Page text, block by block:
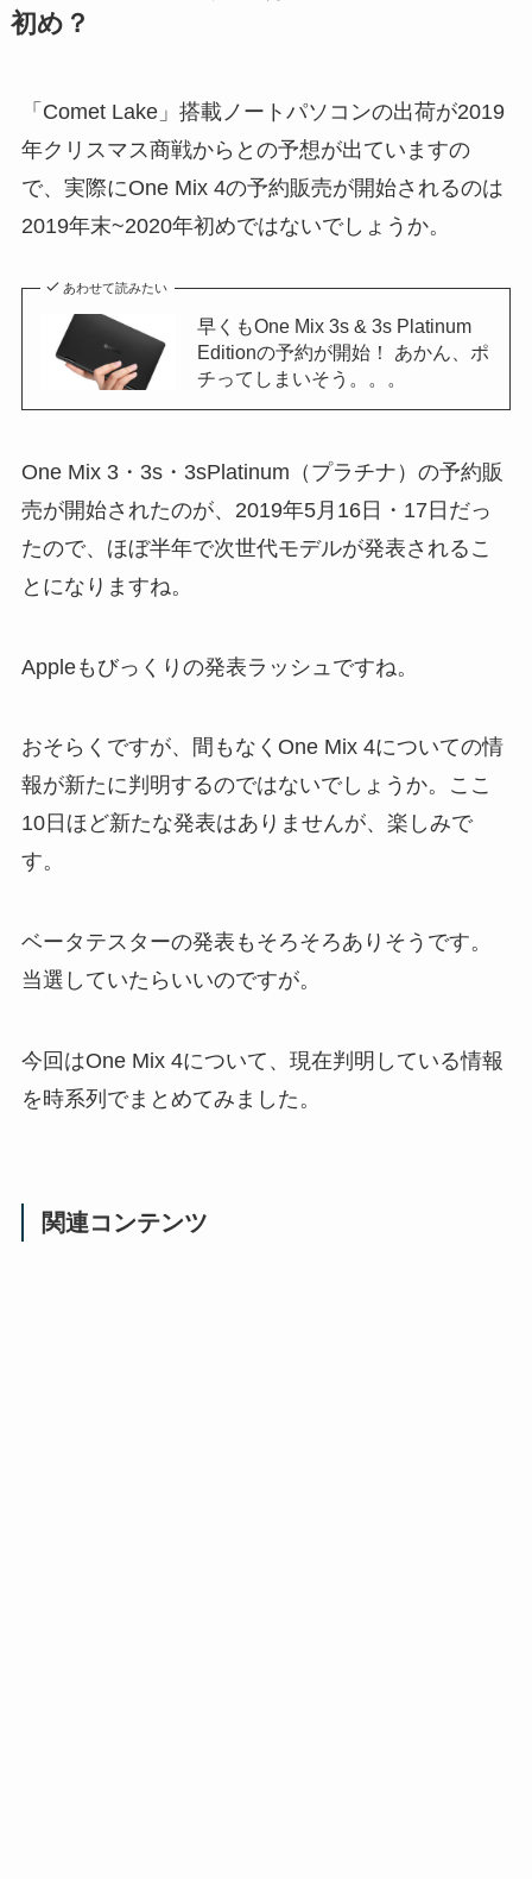
初め？
「Comet Lake」搭載ノートパソコンの出荷が2019
年クリスマス商戦からとの予想が出ていますの
で、実際にOne Mix 4の予約販売が開始されるのは
2019年末~2020年初めではないでしょうか。
あわせて読みたい
早くもOne Mix 3s & 3s Platinum
Editionの予約が開始！ あかん、ポ
チってしまいそう。。。
One Mix 3・3s・3sPlatinum（プラチナ）の予約販
売が開始されたのが、2019年5月16日・17日だっ
たので、ほぼ半年で次世代モデルが発表されるこ
とになりますね。
Appleもびっくりの発表ラッシュですね。
おそらくですが、間もなくOne Mix 4についての情
報が新たに判明するのではないでしょうか。ここ
10日ほど新たな発表はありませんが、楽しみで
す。
ベータテスターの発表もそろそろありそうです。
当選していたらいいのですが。
今回はOne Mix 4について、現在判明している情報
を時系列でまとめてみました。
関連コンテンツ